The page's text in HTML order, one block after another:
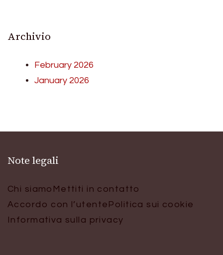
Archivio
February 2026
January 2026
Note legali
Chi siamo Mettiti in contatto
Accordo con l’utente Politica sui cookie
Informativa sulla privacy